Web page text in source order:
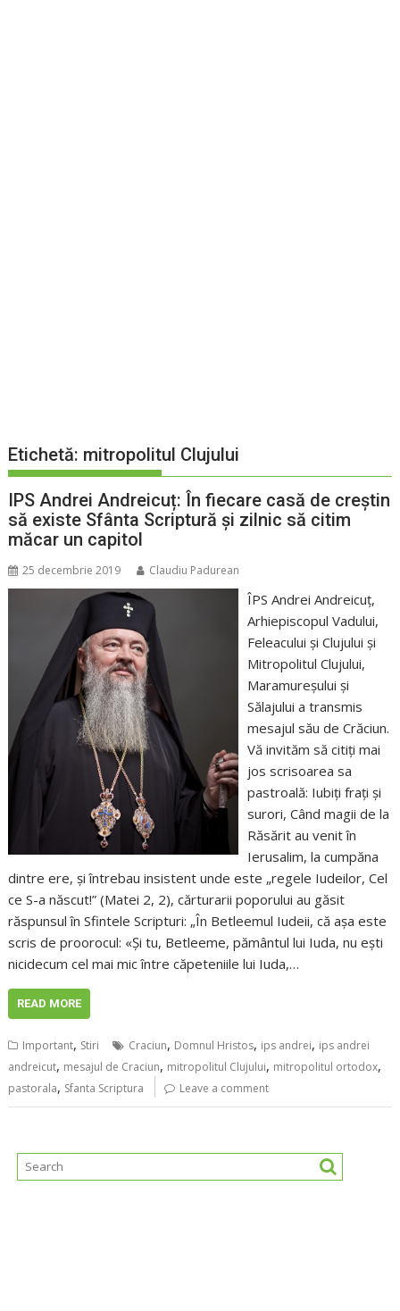
Etichetă: mitropolitul Clujului
IPS Andrei Andreicuț: În fiecare casă de creștin
să existe Sfânta Scriptură și zilnic să citim
măcar un capitol
25 decembrie 2019 Claudiu Padurean
ÎPS Andrei Andreicuț,
Arhiepiscopul Vadului,
Feleacului şi Clujului şi
Mitropolitul Clujului,
Maramureşului şi
Sălajului a transmis
mesajul său de Crăciun.
Vă invităm să citiți mai
jos scrisoarea sa
pastroală: Iubiţi fraţi şi
surori, Când magii de la
Răsărit au venit în
Ierusalim, la cumpăna
dintre ere, şi întrebau insistent unde este „regele Iudeilor, Cel
ce S-a născut!” (Matei 2, 2), cărturarii poporului au găsit
răspunsul în Sfintele Scripturi: „În Betleemul Iudeii, că aşa este
scris de proorocul: «Şi tu, Betleeme, pământul lui Iuda, nu eşti
nicidecum cel mai mic între căpeteniile lui Iuda,…
READ MORE
Important, Stiri Craciun, Domnul Hristos, ips andrei, ips andrei
andreicut, mesajul de Craciun, mitropolitul Clujului, mitropolitul ortodox,
pastorala, Sfanta Scriptura Leave a comment